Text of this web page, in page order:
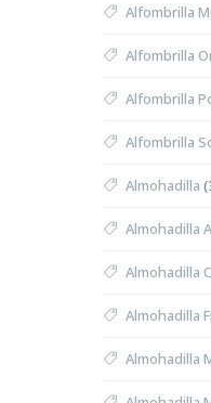
Alfombrilla
Alfombrilla
Alfombrilla
Alfombrilla
Almohadilla
Almohadilla
Almohadilla
Almohadilla
Almohadilla